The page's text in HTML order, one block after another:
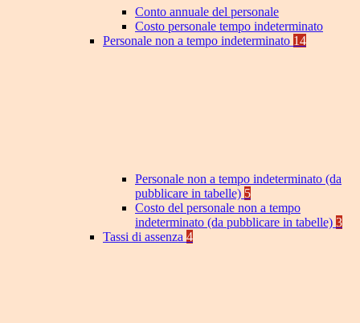
Conto annuale del personale
Costo personale tempo indeterminato
Personale non a tempo indeterminato 14
Personale non a tempo indeterminato (da
pubblicare in tabelle) 5
Costo del personale non a tempo
indeterminato (da pubblicare in tabelle) 3
Tassi di assenza 4